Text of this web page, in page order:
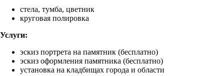
стела, тумба, цветник
круговая полировка
Услуги:
эскиз портрета на памятник (бесплатно)
эскиз оформления памятника (бесплатно)
установка на кладбищах города и области